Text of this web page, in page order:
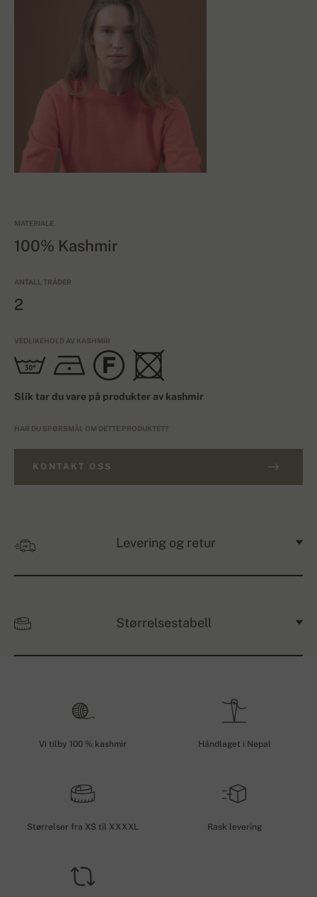
MATERIALE
100% Kashmir
ANTALL TRÅDER
2
VEDLIKEHOLD AV KASHMIR
Slik tar du vare på produkter av kashmir
HAR DU SPØRSMÅL OM DETTE PRODUKTET?
KONTAKT OSS
Levering og retur
Størrelsestabell
Vi tilby 100 % kashmir Håndlaget i Nepal
Størrelser fra XS til XXXXL Rask levering